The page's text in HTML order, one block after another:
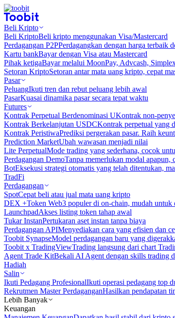
Beli Kripto
Beli KriptoBeli kripto menggunakan Visa/Mastercard
Perdagangan P2PPerdagangkan dengan harga terbaik
Kartu bankBayar dengan Visa atau Mastercard
Pihak ketigaBayar melalui MoonPay, Advcash,
Setoran KriptoSetoran antar mata uang kripto, cepat
Pasar
PeluangIkuti tren dan rebut peluang lebih awal
PasarKuasai dinamika pasar secara tepat waktu
Futures
Kontrak Perpetual Berdenominasi UKontrak non-
Kontrak Berkelanjutan USDCKontrak perpetual yang
Kontrak PeristiwaPrediksi pergerakan pasar. Raih
Prediction MarketUbah wawasan menjadi nilai
Lite PerpetualMode trading yang sederhana, cocok
Perdagangan DemoTanpa memerlukan modal
BotEksekusi strategi otomatis yang telah ditentukan,
TradFi
Perdagangan
SpotCepat beli atau jual mata uang kripto
DEX +Token Web3 populer di on-chain, mudah untuk
LaunchpadAkses listing token tahap awal
Tukar InstanPertukaran aset instan tanpa biaya
Perdagangan APIMenyediakan cara yang efisien dan
Toobit SynapseModel perdagangan baru yang
Toobit x TradingViewTrading langsung dari chart
Agent Trade KitBekali AI Agent dengan skills trading
Hadiah
Salin
Ikuti Pedagang ProfesionalIkuti operasi pedagang top
Rekrutmen Master PerdaganganHasilkan pendapatan
Lebih Banyak
Keuangan